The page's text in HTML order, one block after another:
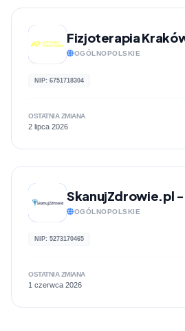
OGÓLNOPOLSKIE
NIP: 6751718304
OSTATNIA ZMIANA
2 lipca 2026
OGÓLNOPOLSKIE
NIP: 5273170465
OSTATNIA ZMIANA
1 czerwca 2026